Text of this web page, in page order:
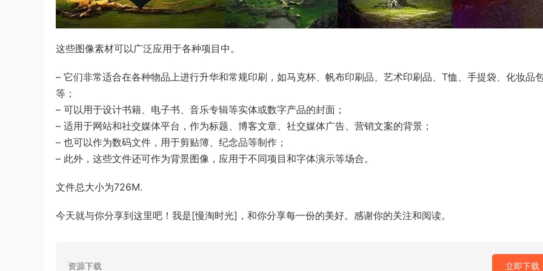
这些图像素材可以广泛应用于各种项目中。
– 它们非常适合在各种物品上进行升华和常规印刷，如马克杯、帆布印刷品、艺术印刷品、T恤、手提袋、化妆品
等；
– 可以用于设计书籍、电子书、音乐专辑等实体或数字产品的封面；
– 适用于网站和社交媒体平台，作为标题、博客文章、社交媒体广告、营销文案的背景；
– 也可以作为数码文件，用于剪贴簿、纪念品等制作；
– 此外，这些文件还可作为背景图像，应用于不同项目和字体演示等场合。
文件总大小为726M.
今天就与你分享到这里吧！我是[慢淘时光]，和你分享每一份的美好。感谢你的关注和阅读。
资源下载 立即下载